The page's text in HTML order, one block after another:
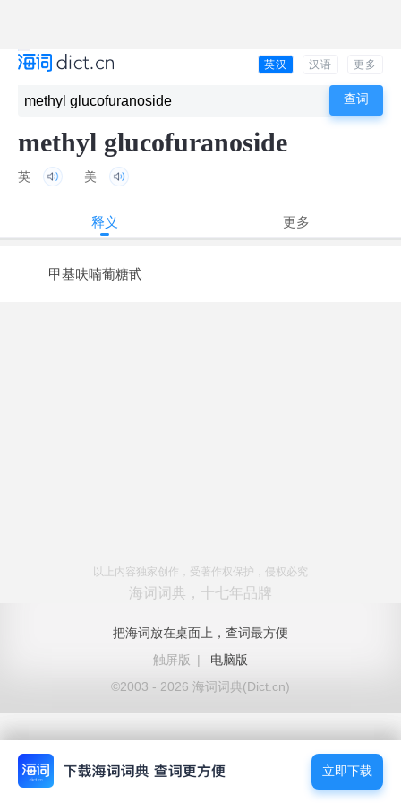
英汉 汉语 更多
methyl glucofuranoside
英 美
释义 更多
甲基呋喃葡糖甙
以上内容独家创作，受著作权保护，侵权必究
海词词典，十七年品牌
把海词放在桌面上，查词最方便
触屏版
|
电脑版
©2003 - 2026 海词词典(Dict.cn)
立即下载
立即下载